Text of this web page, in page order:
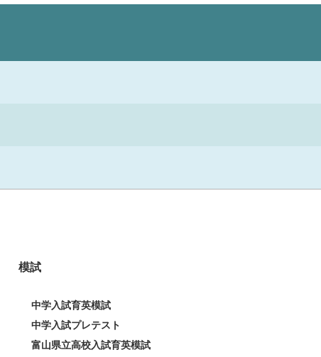
模試
中学入試育英模試
中学入試プレテスト
富山県立高校入試育英模試